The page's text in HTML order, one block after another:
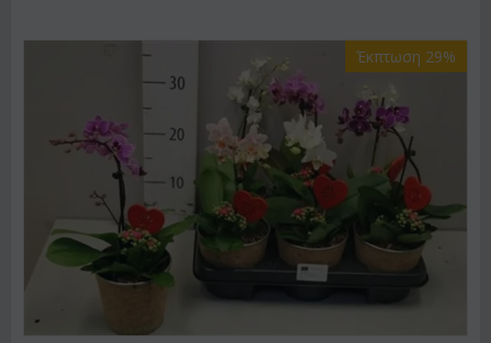
Έκπτωση 29%